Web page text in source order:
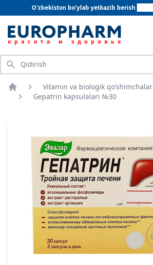
O'zbekiston bo'ylab yetkazib berish
Qidirish
Bosh sahifa
Vitamin va biologik qo‘shimchalar
Gepatrin kapsulalari №30